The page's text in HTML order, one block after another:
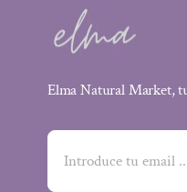
Elma Natural Market,